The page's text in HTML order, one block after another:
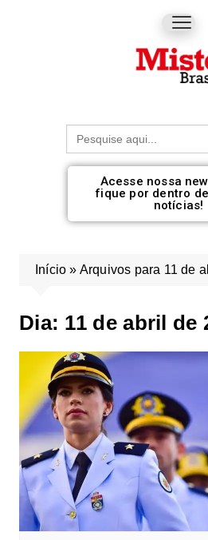
Procurar:
Acesse nossa
fique por dentro
notícias!
Início » Arquivos para 11 de
Dia: 11 de abril de